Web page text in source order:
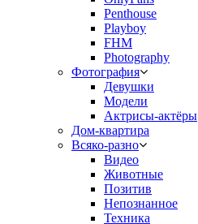
Penthouse
Playboy
FHM
Photography
Фотография
Девушки
Модели
Актрисы-актёры
Дом-квартира
Всяко-разно
Видео
Животные
Позитив
Непознанное
Техника